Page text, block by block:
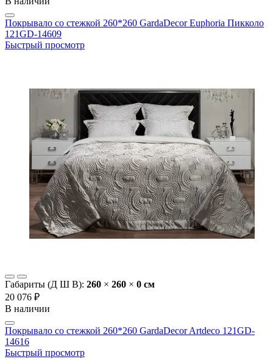
Покрывало со стежкой 260*260 GardaDecor Euphoria Пикколо
121GD-14609
Быстрый просмотр
Габариты (Д Ш В): 260 × 260 × 0 cм
20 076 ₽
В наличии
Покрывало со стежкой 260*260 GardaDecor Artdeco 121GD-
14616
Быстрый просмотр